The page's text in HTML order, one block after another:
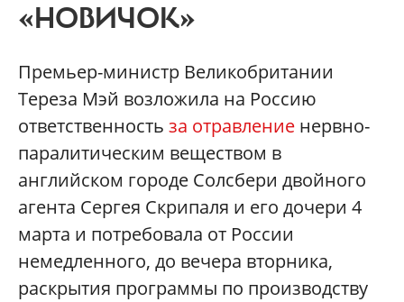
«НОВИЧОК»
Премьер-министр Великобритании
Тереза Мэй возложила на Россию
ответственность за отравление нервно-
паралитическим веществом в
английском городе Солсбери двойного
агента Сергея Скрипаля и его дочери 4
марта и потребовала от России
немедленного, до вечера вторника,
раскрытия программы по производству